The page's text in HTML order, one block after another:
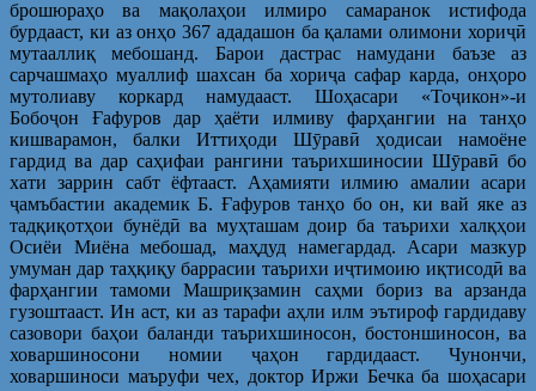
брошюраҳо ва мақолаҳои илмиро самаранок истифода
бурдааст, ки аз онҳо 367 ададашон ба қалами олимони хориҷӣ
мутааллиқ мебошанд. Барои дастрас намудани баъзе аз
сарчашмаҳо муаллиф шахсан ба хориҷа сафар карда, онҳоро
мутолиаву коркард намудааст. Шоҳасари «Тоҷикон»-и
Бобоҷон Ғафуров дар ҳаёти илмиву фарҳангии на танҳо
кишварамон, балки Иттиҳоди Шӯравӣ ҳодисаи намоёне
гардид ва дар саҳифаи рангини таърихшиносии Шӯравӣ бо
хати заррин сабт ёфтааст. Аҳамияти илмию амалии асари
ҷамъбастии академик Б. Ғафуров танҳо бо он, ки вай яке аз
тадқиқотҳои бунёдӣ ва муҳташам доир ба таърихи халқҳои
Осиёи Миёна мебошад, маҳдуд намегардад. Асари мазкур
умуман дар таҳқиқу баррасии таърихи иҷтимоию иқтисодӣ ва
фарҳангии тамоми Машриқзамин саҳми бориз ва арзанда
гузоштааст. Ин аст, ки аз тарафи аҳли илм эътироф гардидаву
сазовори баҳои баланди таърихшиносон, бостоншиносон, ва
ховаршиносони номии ҷаҳон гардидааст. Чунончи,
ховаршиноси маъруфи чех, доктор Иржи Бечка ба шоҳасари